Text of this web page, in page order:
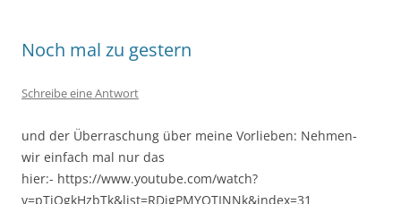
Noch mal zu gestern
Schreibe eine Antwort
und der Überraschung über meine Vorlieben: Nehmen-
wir einfach mal nur das
hier:- https://www.youtube.com/watch?
v=pTjQgkHzbTk&list=RDjgPMYQTINNk&index=31